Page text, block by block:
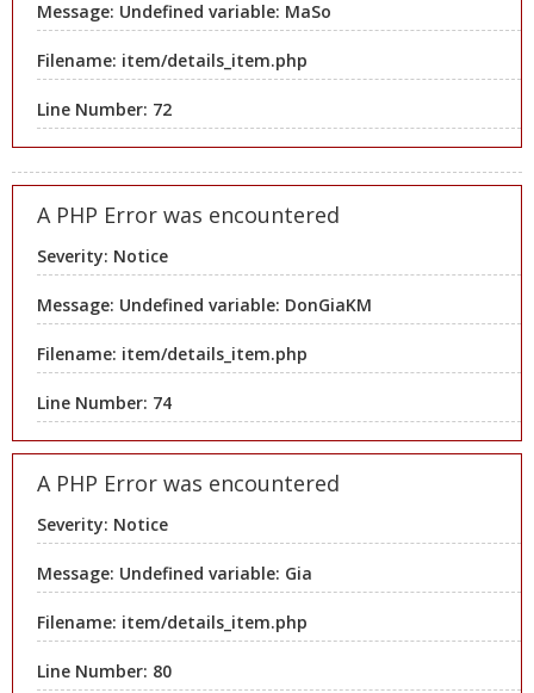
Message: Undefined variable: MaSo
Filename: item/details_item.php
Line Number: 72
A PHP Error was encountered
Severity: Notice
Message: Undefined variable: DonGiaKM
Filename: item/details_item.php
Line Number: 74
A PHP Error was encountered
Severity: Notice
Message: Undefined variable: Gia
Filename: item/details_item.php
Line Number: 80